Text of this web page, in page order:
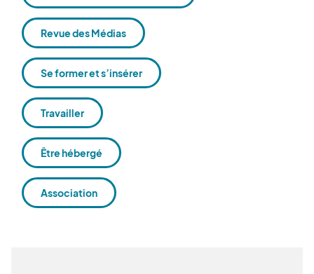
Revue des Médias
Se former et s’insérer
Travailler
Être hébergé
Association